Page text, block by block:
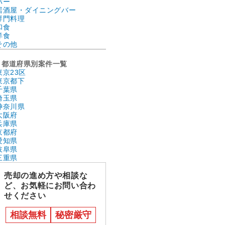
酒屋・ダイニングバー
門料理
食
食
の他
都道府県別案件一覧
京23区
京都下
葉県
玉県
奈川県
阪府
庫県
都府
知県
阜県
重県
売却の進め方や相談な
ど、お気軽にお問い合わ
せください
相談無料 秘密厳守